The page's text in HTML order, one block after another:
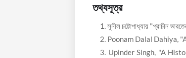
তথ্যসূত্র
সুনীল চট্টোপাধ্যায় "প্রাচীন
Poonam Dalal Dahiya,
Upinder Singh, "A